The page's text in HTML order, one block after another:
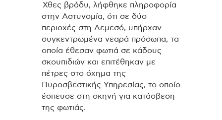
Χθες βράδυ, λήφθηκε πληροφορία
στην Αστυνομία, ότι σε δύο
περιοχές στη Λεμεσό, υπήρχαν
συγκεντρωμένα νεαρά πρόσωπα, τα
οποία έθεσαν φωτιά σε κάδους
σκουπιδιών και επιτέθηκαν με
πέτρες στο όχημα της
Πυροσβεστικής Υπηρεσίας, το οποίο
έσπευσε στη σκηνή για κατάσβεση
της φωτιάς.